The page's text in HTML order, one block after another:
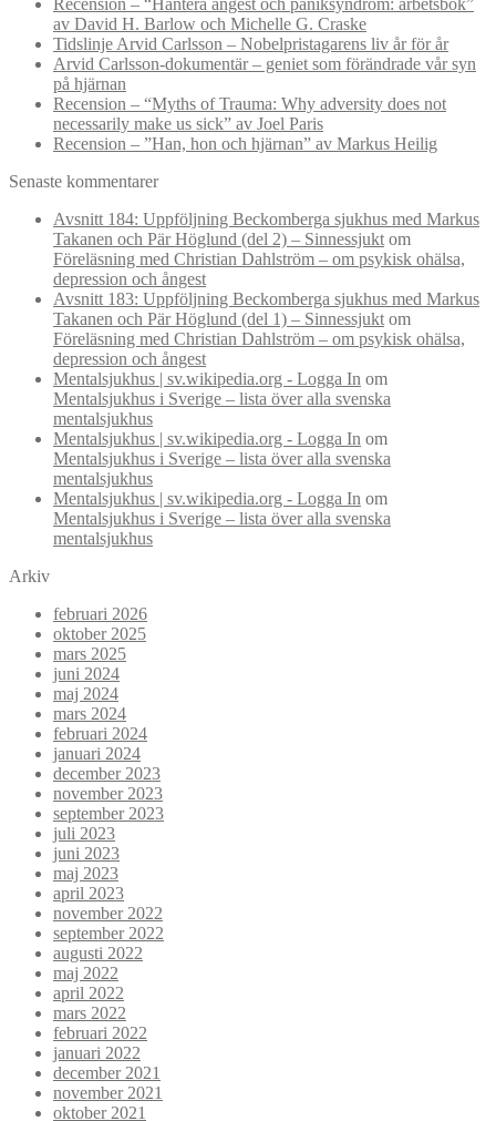
av David H. Barlow och Michelle G. Craske
Tidslinje Arvid Carlsson – Nobelpristagarens liv år för år
Arvid Carlsson-dokumentär – geniet som förändrade vår syn
på hjärnan
Recension – “Myths of Trauma: Why adversity does not
necessarily make us sick” av Joel Paris
Recension – ”Han, hon och hjärnan” av Markus Heilig
Senaste kommentarer
Avsnitt 184: Uppföljning Beckomberga sjukhus med Markus
Takanen och Pär Höglund (del 2) – Sinnessjukt om
Föreläsning med Christian Dahlström – om psykisk ohälsa,
depression och ångest
Avsnitt 183: Uppföljning Beckomberga sjukhus med Markus
Takanen och Pär Höglund (del 1) – Sinnessjukt om
Föreläsning med Christian Dahlström – om psykisk ohälsa,
depression och ångest
Mentalsjukhus | sv.wikipedia.org - Logga In om
Mentalsjukhus i Sverige – lista över alla svenska
mentalsjukhus
Mentalsjukhus | sv.wikipedia.org - Logga In om
Mentalsjukhus i Sverige – lista över alla svenska
mentalsjukhus
Mentalsjukhus | sv.wikipedia.org - Logga In om
Mentalsjukhus i Sverige – lista över alla svenska
mentalsjukhus
Arkiv
februari 2026
oktober 2025
mars 2025
juni 2024
maj 2024
mars 2024
februari 2024
januari 2024
december 2023
november 2023
september 2023
juli 2023
juni 2023
maj 2023
april 2023
november 2022
september 2022
augusti 2022
maj 2022
april 2022
mars 2022
februari 2022
januari 2022
december 2021
november 2021
oktober 2021